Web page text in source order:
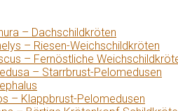
– Dachschildkröten
– Riesen-Weichschildkröten
– Fernöstliche
– Starrbrust-Pelomedusen
– Klappbrust-Pelomedusen